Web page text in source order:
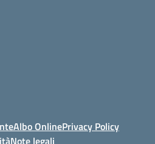
Albo OnlinePrivacy Policy
Note legali